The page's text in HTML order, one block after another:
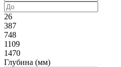
26
387
748
1109
1470
Глубина (мм)